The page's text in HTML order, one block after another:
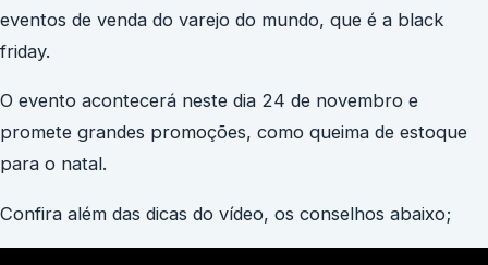
eventos de venda do varejo do mundo, que é a black
friday.
O evento acontecerá neste dia 24 de novembro e
promete grandes promoções, como queima de estoque
para o natal.
Confira além das dicas do vídeo, os conselhos abaixo;